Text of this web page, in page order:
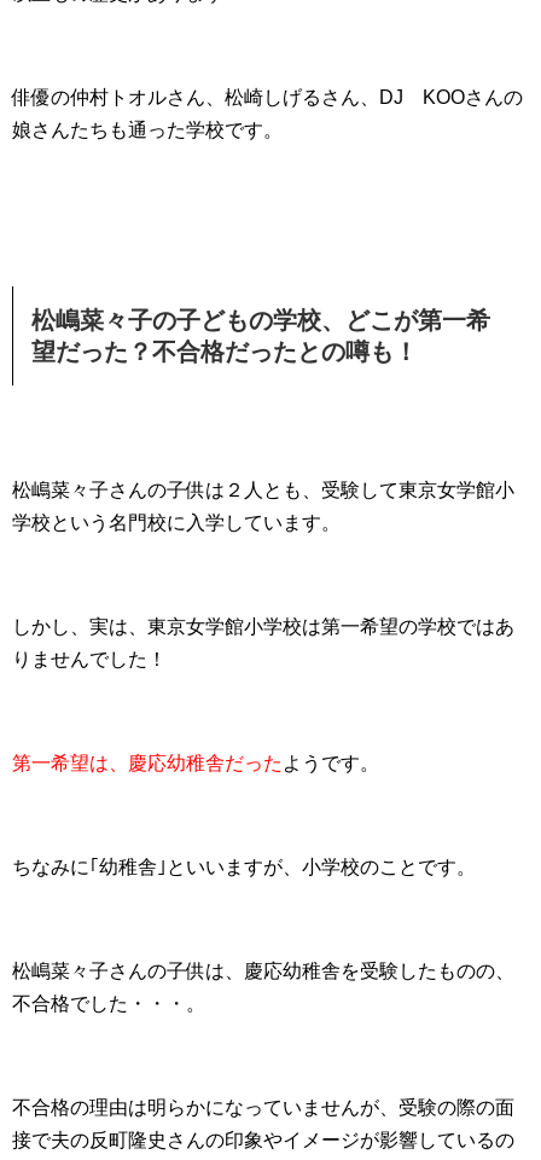
俳優の仲村トオルさん、松崎しげるさん、DJ KOOさんの
娘さんたちも通った学校です。
松嶋菜々子の子どもの学校、どこが第一希
望だった？不合格だったとの噂も！
松嶋菜々子さんの子供は２人とも、受験して東京女学館小
学校という名門校に入学しています。
しかし、実は、東京女学館小学校は第一希望の学校ではあ
りませんでした！
第一希望は、慶応幼稚舎だった ようです。
ちなみに｢幼稚舎｣といいますが、小学校のことです。
松嶋菜々子さんの子供は、慶応幼稚舎を受験したものの、
不合格でした・・・。
不合格の理由は明らかになっていませんが、受験の際の面
接で夫の反町隆史さんの印象やイメージが影響しているの